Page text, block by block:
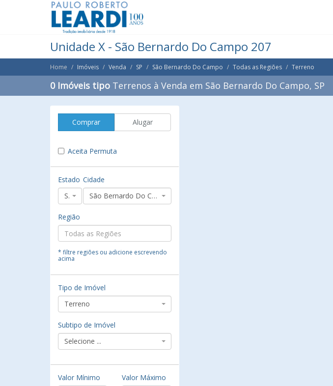
Unidade X - São Bernardo Do Campo 207
Home Imóveis Venda SP São Bernardo Do Campo Todas as Regiões Terreno
0 Imóveis tipo Terrenos à Venda em São Bernardo Do Campo, SP
Comprar Alugar
Aceita Permuta
Estado
SP
Cidade
São Bernardo Do Campo
Região
* filtre regiões ou adicione escrevendo
acima
Tipo de Imóvel
Terreno
Subtipo de Imóvel
Selecione ...
Valor Mínimo Valor Máximo